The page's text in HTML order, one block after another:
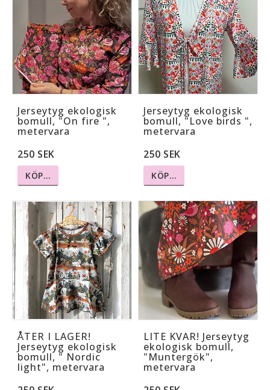
Jerseytyg ekologisk
bomull, "On fire ",
metervara
250 SEK
KÖP…
Jerseytyg ekologisk
bomull, "Love birds ",
metervara
250 SEK
KÖP…
ÅTER I LAGER!
Jerseytyg ekologisk
bomull, " Nordic
light", metervara
LITE KVAR! Jerseytyg
ekologisk bomull,
"Muntergök",
metervara